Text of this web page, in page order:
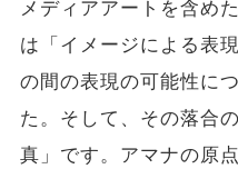
メディアアートを含め
は「イメージによる表
の間の表現の可能性に
た。そして、その落合
真」です。アマナの原